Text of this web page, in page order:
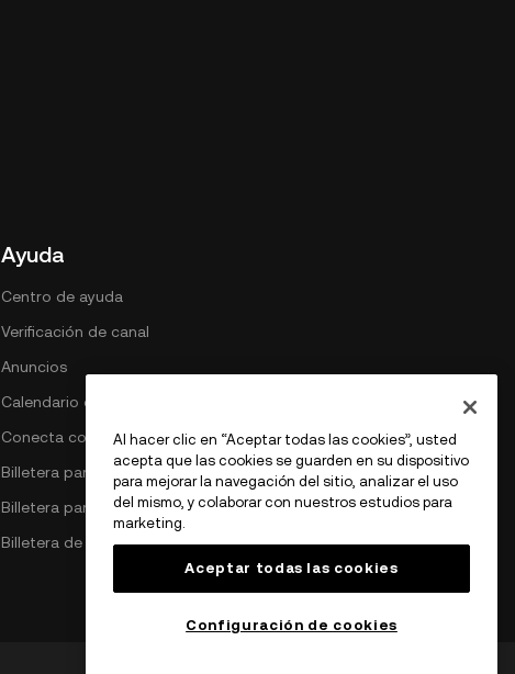
Ayuda
Centro de ayuda
Verificación de canal
Anuncios
Calendario de comisiones DEX
Conecta con OKX
Billetera para Bitcoin
Billetera para Ethereum
Billetera de Solana
Al hacer clic en “Aceptar todas las cookies”, usted
acepta que las cookies se guarden en su dispositivo
para mejorar la navegación del sitio, analizar el uso
del mismo, y colaborar con nuestros estudios para
marketing.
Aceptar todas las cookies
Configuración de cookies